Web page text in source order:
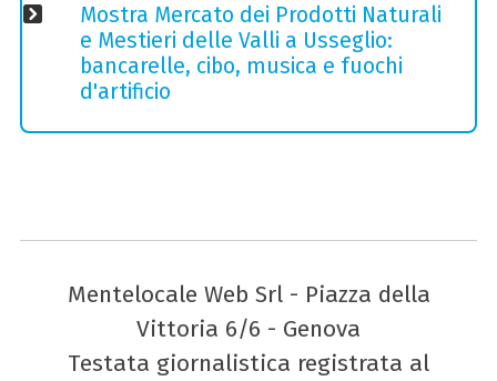
Mostra Mercato dei Prodotti Naturali
e Mestieri delle Valli a Usseglio:
bancarelle, cibo, musica e fuochi
d'artificio
Mentelocale Web Srl - Piazza della
Vittoria 6/6 - Genova
Testata giornalistica registrata al